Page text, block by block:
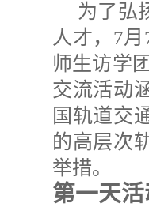
为了弘
人才， 7月
师生访学
交流活动
国轨道交
的高层次
举措。
第一天